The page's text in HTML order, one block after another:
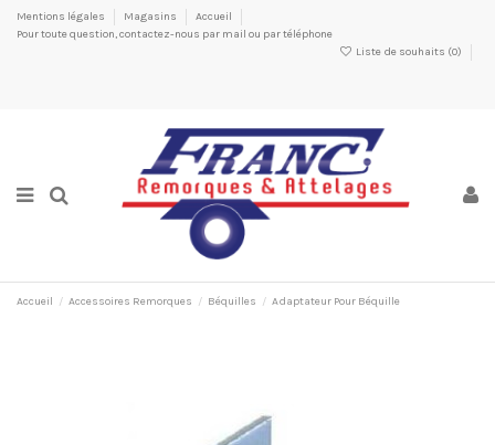
Mentions légales Magasins
Accueil
Pour toute question, contactez-nous par mail ou par téléphone
Liste de souhaits (0)
Accueil Accessoires Remorques Béquilles Adaptateur Pour Béquille